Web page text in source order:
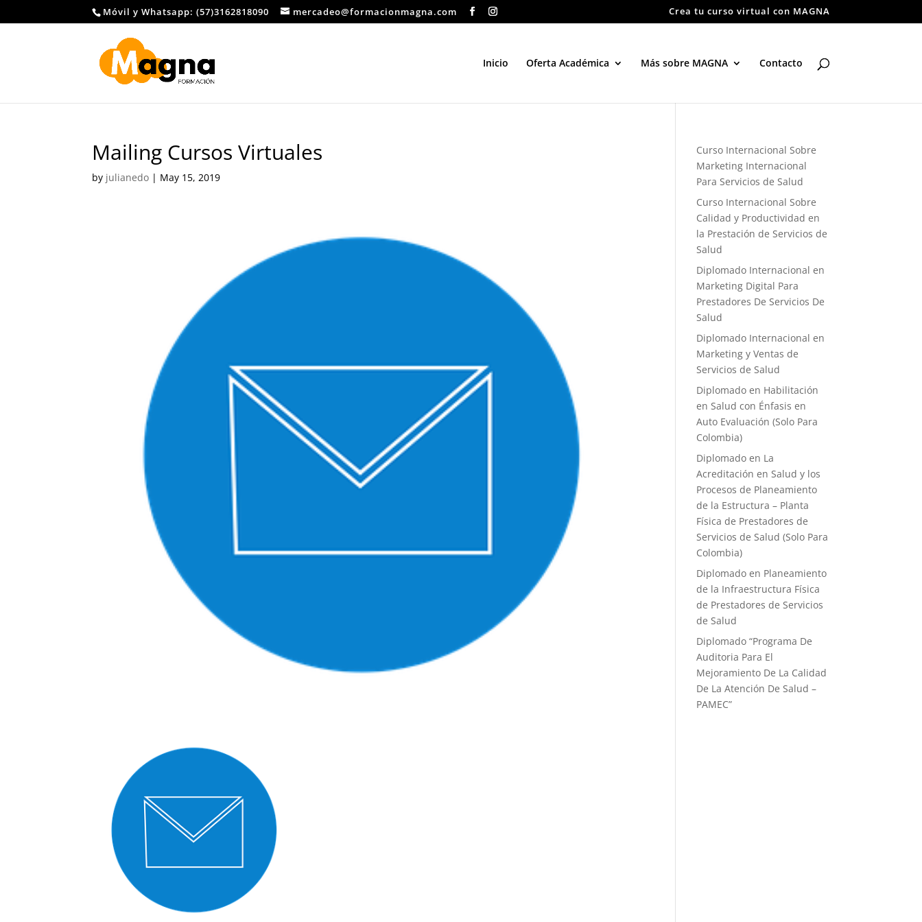
Móvil y Whatsapp: (57)3162818090 mercadeo@formacionmagna.com Crea tu curso virtual con MAGNA
Inicio Oferta Académica Más sobre MAGNA Contacto
Mailing Cursos Virtuales
by julianedo | May 15, 2019
Curso Internacional Sobre
Marketing Internacional
Para Servicios de Salud
Curso Internacional Sobre
Calidad y Productividad en
la Prestación de Servicios de
Salud
Diplomado Internacional en
Marketing Digital Para
Prestadores De Servicios De
Salud
Diplomado Internacional en
Marketing y Ventas de
Servicios de Salud
Diplomado en Habilitación
en Salud con Énfasis en
Auto Evaluación ​(Solo Para
Colombia)
Diplomado en La
Acreditación en Salud y los
Procesos de Planeamiento
de la Estructura – Planta
Física de Prestadores de
Servicios de Salud (Solo Para
Colombia)
Diplomado en Planeamiento
de la Infraestructura Física
de Prestadores de Servicios
de Salud
Diplomado “Programa De
Auditoria Para El
Mejoramiento ​De La Calidad
De La Atención De Salud –
PAMEC”